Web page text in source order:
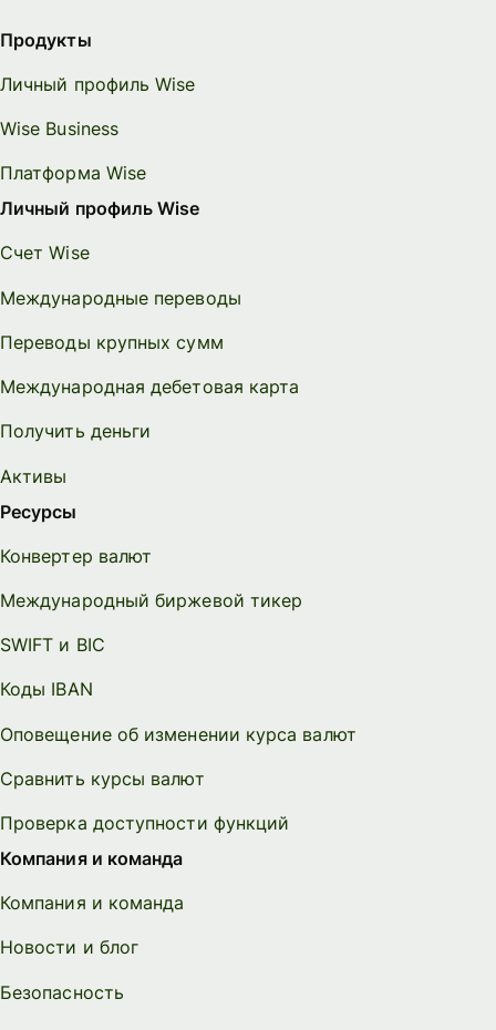
Продукты
Личный профиль Wise
Wise Business
Платформа Wise
Личный профиль Wise
Счет Wise
Международные переводы
Переводы крупных сумм
Международная дебетовая карта
Получить деньги
Активы
Ресурсы
Конвертер валют
Международный биржевой тикер
SWIFT и BIC
Коды IBAN
Оповещение об изменении курса валют
Сравнить курсы валют
Проверка доступности функций
Компания и команда
Компания и команда
Новости и блог
Безопасность